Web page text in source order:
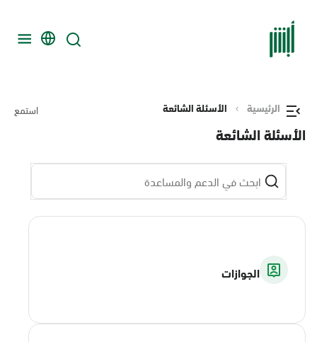
الرئيسية الأسئلة الشائعة استمع
الأسئلة الشائعة
الجوازات